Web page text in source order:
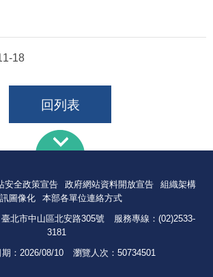
18
回列表
安全政策宣告 政府網站資料開放宣告
組織架構
圖像化
本部各單位連絡方式
北市中山區北安路305號
服務專線：(02)2533-
3181
： 2026/08/10 瀏覽人次： 50734501